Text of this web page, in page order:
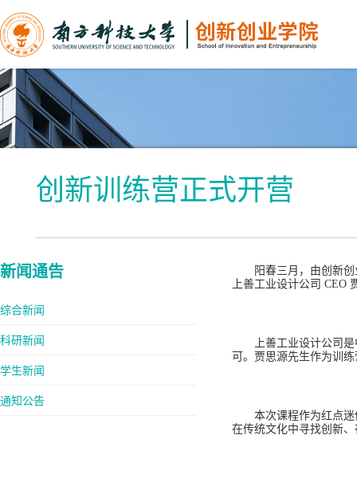
创新训练营正式开营
新闻通告
综合新闻
科研新闻
学生新闻
通知公告
阳春三月，由创新创
上善工业设计公司 CEO
上善工业设计公司是
可。贾思源先生作为训
本次课程作为红点迷
在传统文化中寻找创新